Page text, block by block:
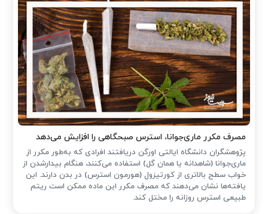
مصرف مکرر ماری‌جوانا، استرس صبحگاهی را افزایش می‌دهد
پژوهشگران دانشگاه ایالتی اورگن دریافتند افرادی که به‌طور مکرر از
ماری‌جوانا (شاهدانه یا همان گل) استفاده می‌کنند، هنگام بیدارشدن از
خواب سطح بالاتری از کورتیزول (هورمون استرس) در بدن دارند. این
یافته‌ها نشان می‌دهند که مصرف مکرر این ماده ممکن است ریتم
طبیعی استرس روزانه را مختل کند.